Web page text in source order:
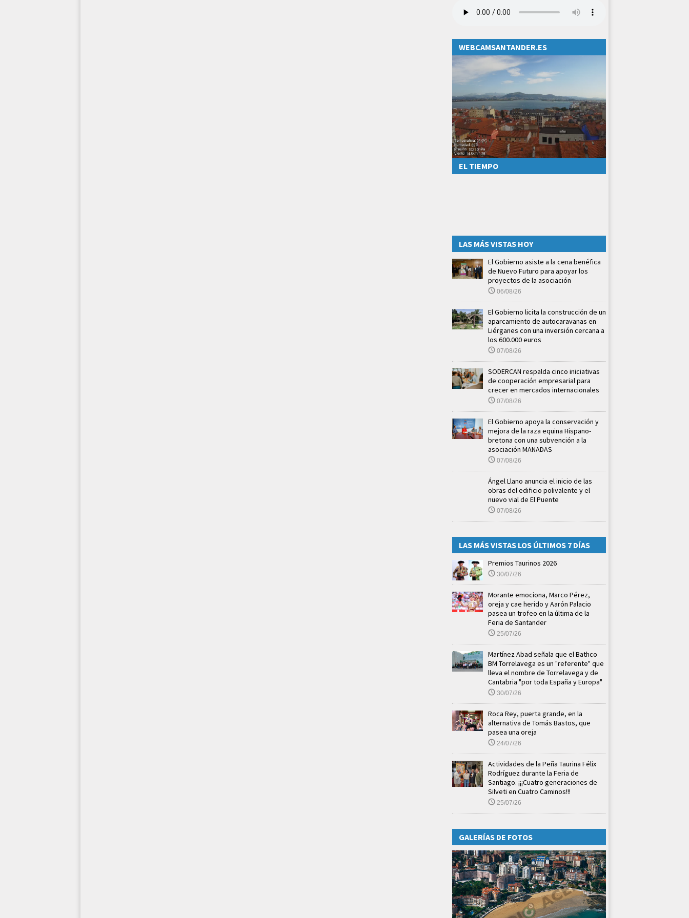
WEBCAMSANTANDER.ES
EL TIEMPO
LAS MÁS VISTAS HOY
El Gobierno asiste a la cena benéfica
de Nuevo Futuro para apoyar los
proyectos de la asociación
06/08/26
El Gobierno licita la construcción de un
aparcamiento de autocaravanas en
Liérganes con una inversión cercana a
los 600.000 euros
07/08/26
SODERCAN respalda cinco iniciativas
de cooperación empresarial para
crecer en mercados internacionales
07/08/26
El Gobierno apoya la conservación y
mejora de la raza equina Hispano-
bretona con una subvención a la
asociación MANADAS
07/08/26
Ángel Llano anuncia el inicio de las
obras del edificio polivalente y el
nuevo vial de El Puente
07/08/26
LAS MÁS VISTAS LOS ÚLTIMOS 7 DÍAS
Premios Taurinos 2026
30/07/26
Morante emociona, Marco Pérez,
oreja y cae herido y Aarón Palacio
pasea un trofeo en la última de la
Feria de Santander
25/07/26
Martínez Abad señala que el Bathco
BM Torrelavega es un "referente" que
lleva el nombre de Torrelavega y de
Cantabria "por toda España y Europa"
30/07/26
Roca Rey, puerta grande, en la
alternativa de Tomás Bastos, que
pasea una oreja
24/07/26
Actividades de la Peña Taurina Félix
Rodríguez durante la Feria de
Santiago. ¡¡¡Cuatro generaciones de
Silveti en Cuatro Caminos!!!
25/07/26
GALERÍAS DE FOTOS